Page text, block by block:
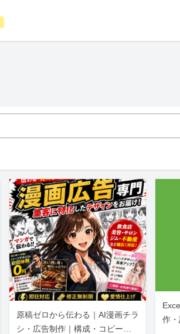
原稿ゼロから伝わる｜AI漫画チラ
シ・広告制作｜構成・コピー・S
作